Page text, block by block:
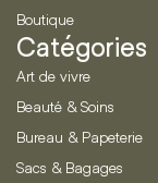
Boutique
Catégories
Art de vivre
Beauté & Soins
Bureau & Papeterie
Sacs & Bagages